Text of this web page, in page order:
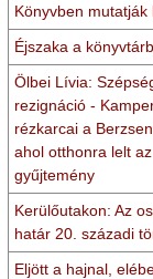
Könyvben mutatják
Éjszaka a
Ölbei Lívia:
rezignáció -
rézkarcai a
ahol otthonra lelt
gyűjtemény
Kerülőutakon: Az
határ 20. századi
Eljött a hajnal,